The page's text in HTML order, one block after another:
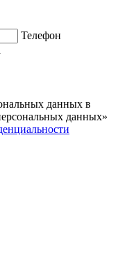
Телефон
данных в
данных»